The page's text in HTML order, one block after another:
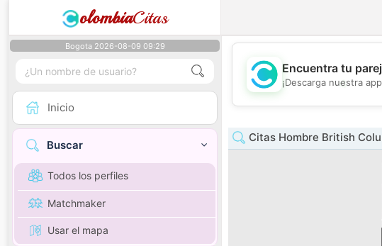
olombiaCitas
Bogota 2026-08-09 09:29
Inicio
Buscar
Todos los perfiles
Matchmaker
Usar el mapa
💖
Encuentra tu
¡Descarga nuestra
Citas Hombre British